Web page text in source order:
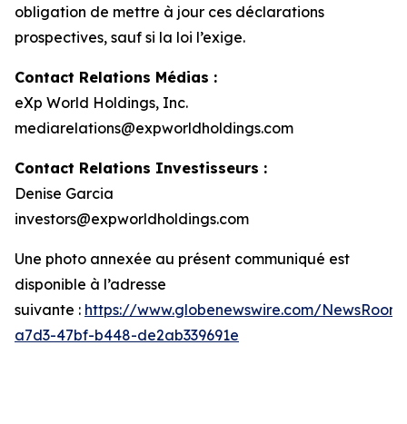
obligation de mettre à jour ces déclarations
prospectives, sauf si la loi l’exige.
Contact Relations Médias :
eXp World Holdings, Inc.
mediarelations@expworldholdings.com
Contact Relations Investisseurs :
Denise Garcia
investors@expworldholdings.com
Une photo annexée au présent communiqué est
disponible à l’adresse
suivante : https://www.globenewswire.com/
a7d3-47bf-b448-de2ab339691e